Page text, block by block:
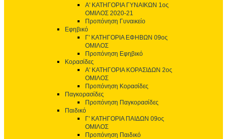
Α' ΚΑΤΗΓΟΡΙΑ ΓΥΝΑΙΚΩΝ 1ος
ΟΜΙΛΟΣ 2020-21
Προπόνηση Γυναικείο
Εφηβικό
Γ' ΚΑΤΗΓΟΡΙΑ ΕΦΗΒΩΝ 09ος
ΟΜΙΛΟΣ
Προπόνηση Εφηβικό
Κορασίδες
Α' ΚΑΤΗΓΟΡΙΑ ΚΟΡΑΣΙΔΩΝ 2ος
ΟΜΙΛΟΣ
Προπόνηση Κορασίδες
Παγκορασίδες
Προπόνηση Παγκορασίδες
Παιδικό
Γ' ΚΑΤΗΓΟΡΙΑ ΠΑΙΔΩΝ 09ος
ΟΜΙΛΟΣ
Προπόνηση Παιδικό